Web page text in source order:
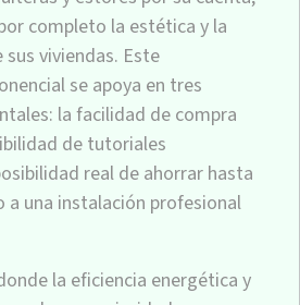
completo la estética y la
viviendas. Este
se apoya en tres
la facilidad de compra
de tutoriales
real de ahorrar hasta
a una instalación profesional
la eficiencia energética y